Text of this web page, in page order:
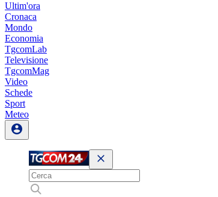
Ultim'ora
Cronaca
Mondo
Economia
TgcomLab
Televisione
TgcomMag
Video
Schede
Sport
Meteo